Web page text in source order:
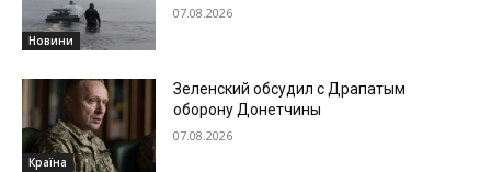
Новини
07.08.2026
Країна
Зеленский обсудил с Драпатым
оборону Донетчины
07.08.2026